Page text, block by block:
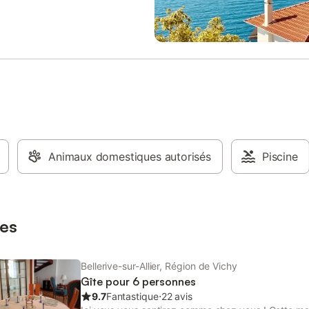
€, non encaissée.
détente et la déconnexion, situé
environnement préservé et
milieu des prés. Vous serez
seulement 10 minutes du coeur
reine des villes d'eau inscrite au
d'un séjour, expérimenter cette
n'hésitez pas à demander nos kits
d'activités "nature" ou "éco-
Animaux domestiques autorisés Piscine
Bellerive-sur-Allier, Région de Vichy
Gîte pour 6 personnes
9.7Fantastique⋅22 avis